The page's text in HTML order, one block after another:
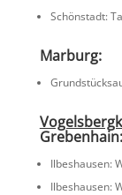
Schön­stadt:
Marburg:
Greben­hain:
Ilbes­hausen:
Ilbes­hausen: